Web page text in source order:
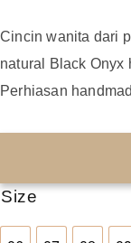
Cincin wanita dari
natural Black Onyx
Perhiasan
Size